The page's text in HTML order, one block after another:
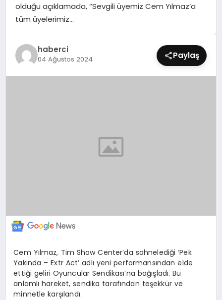
TEKNOLOJI
olduğu açıklamada, “Sevgili üyemiz Cem Yılmaz’a
tüm üyelerimiz…
haberci
04 Ağustos 2024 Paylaş
Cem Yılmaz, Tim Show Center’da sahnelediği ‘Pek
Yakında – Extr Act’ adlı yeni performansından elde
ettiği geliri Oyuncular Sendikası’na bağışladı. Bu
anlamlı hareket, sendika tarafından teşekkür ve
minnetle karşılandı.